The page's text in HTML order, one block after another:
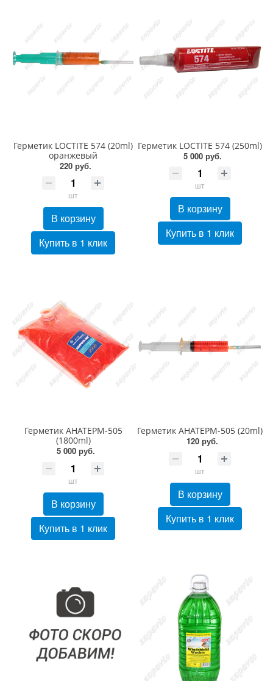
Герметик LOCTITE 574 (20ml)
оранжевый
220 руб.
шт
В корзину
Купить в 1 клик
Герметик LOCTITE 574 (250ml)
5 000 руб.
шт
В корзину
Купить в 1 клик
Герметик АНАТЕРМ-505
(1800ml)
5 000 руб.
шт
В корзину
Купить в 1 клик
Герметик АНАТЕРМ-505 (20ml)
120 руб.
шт
В корзину
Купить в 1 клик